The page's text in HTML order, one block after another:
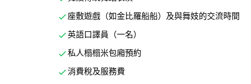
可選用，緊鄰祇園花見小路，步行即可到達八坂神
沒有其他賓客，沒有其他團體，只有您、您的同行者
座敷遊戲（如金比羅船船）及與舞妓的交流時間
英語口譯員（一名）
私人榻榻米包廂預約
消費稅及服務費